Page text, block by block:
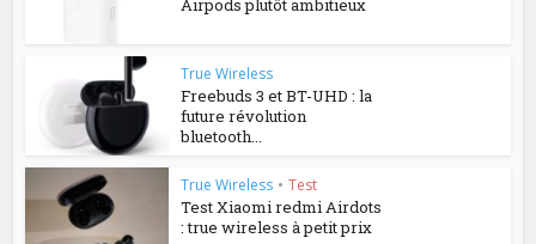
Airpods plutôt ambitieux
True Wireless
Freebuds 3 et BT-UHD : la
future révolution
bluetooth...
True Wireless • Test
Test Xiaomi redmi Airdots
: true wireless à petit prix